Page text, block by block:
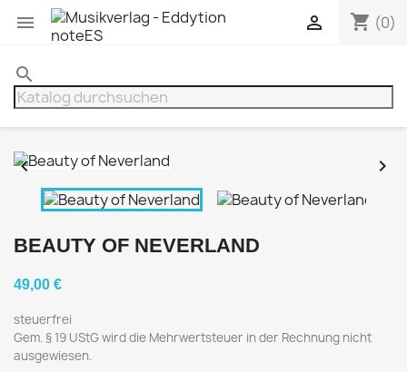
 shopping_cart (0)

search
 
BEAUTY OF NEVERLAND
49,00 €
steuerfrei
Gem. § 19 UStG wird die Mehrwertsteuer in der Rechnung nicht
ausgewiesen.